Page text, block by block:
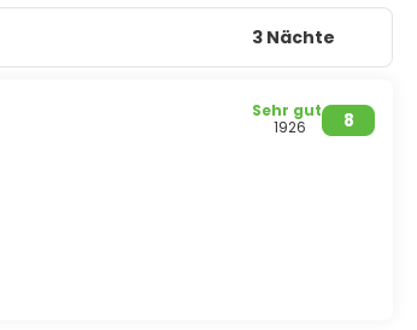
3 Nächte
8
Sehr gut
1926